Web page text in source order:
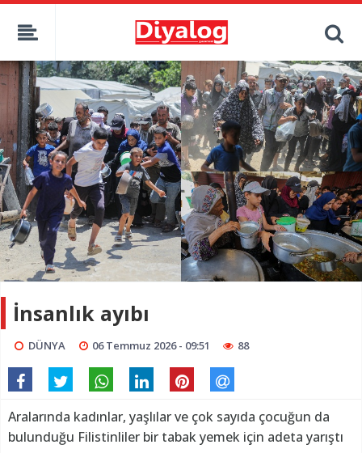
İnsanlık ayıbı
DÜNYA 06 Temmuz 2026 - 09:51 88
Aralarında kadınlar, yaşlılar ve çok sayıda çocuğun da
bulunduğu Filistinliler bir tabak yemek için adeta yarıştı